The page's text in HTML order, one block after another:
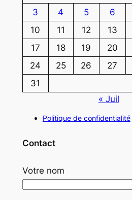
3
4 5 6
10
11 12 13
17
18 19 20
24
25 26 27
31
« Juil
Politique de confidentialité
Contact
Votre nom